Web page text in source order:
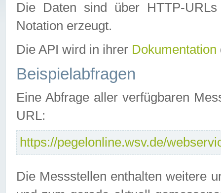
Die Daten sind über HTTP-
Notation erzeugt.
Die API wird in ihrer Dokumentation
Beispielabfragen
Eine Abfrage aller verfügbaren
URL:
https://pegelonline.wsv.de/
Die Messstellen enthalten weitere